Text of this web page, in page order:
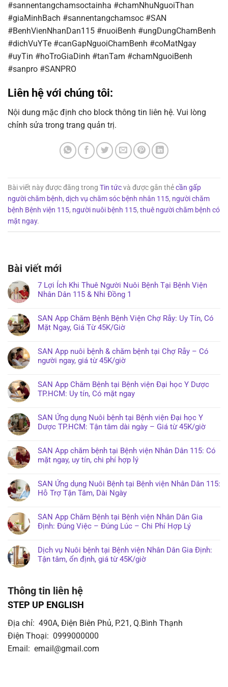
#sannentangchamsoctainha #chamNhuNguoiThan
#giaMinhBach #sannentangchamsoc #SAN
#BenhVienNhanDan115 #nuoiBenh #ungDungChamBenh
#dichVuYTe #canGapNguoiChamBenh #coMatNgay
#uyTin #hoTroGiaDinh #tanTam #chamNguoiBenh
#sanpro #SANPRO
Liên hệ với chúng tôi:
Nội dung mặc định cho block thông tin liên hệ. Vui lòng
chỉnh sửa trong trang quản trị.
Bài viết này được đăng trong Tin tứcvà được gắn thẻcần gấp
người chăm bệnh, dịch vụ chăm sóc bệnh nhân 115, người chăm
bệnh Bệnh viện 115, người nuôi bệnh 115, thuê người chăm bệnh có
mặt ngay.
Bài viết mới
7 Lợi Ích Khi Thuê Người Nuôi Bệnh Tại Bệnh Viện
Nhân Dân 115 & Nhi Đồng 1
SAN App Chăm Bệnh Bệnh Viện Chợ Rẫy: Uy Tín, Có
Mặt Ngay, Giá Từ 45K/Giờ
SAN App nuôi bệnh & chăm bệnh tại Chợ Rẫy – Có
người ngay, giá từ 45K/giờ
SAN App Chăm Bệnh tại Bệnh viện Đại học Y Dược
TP.HCM: Uy tín, Có mặt ngay
SAN Ứng dụng Nuôi bệnh tại Bệnh viện Đại học Y
Dược TP.HCM: Tận tâm dài ngày – Giá từ 45K/giờ
SAN App chăm bệnh tại Bệnh viện Nhân Dân 115: Có
mặt ngay, uy tín, chi phí hợp lý
SAN Ứng dụng Nuôi Bệnh tại Bệnh viện Nhân Dân 115:
Hỗ Trợ Tận Tâm, Dài Ngày
SAN App Chăm Bệnh tại Bệnh viện Nhân Dân Gia
Định: Đúng Việc – Đúng Lúc – Chi Phí Hợp Lý
Dịch vụ Nuôi bệnh tại Bệnh viện Nhân Dân Gia Định:
Tận tâm, ổn định, giá từ 45K/giờ
Thông tin liên hệ
STEP UP ENGLISH
Địa chỉ: 490A, Điện Biên Phủ, P.21, Q.Bình Thạnh
Điện Thoại: 0999000000
Email: email@gmail.com